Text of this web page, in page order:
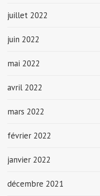
juillet 2022
juin 2022
mai 2022
avril 2022
mars 2022
février 2022
janvier 2022
décembre 2021